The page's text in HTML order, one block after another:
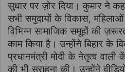
सुधार पर ज़ोर दिया। कुमार ने
सभी समुदायों के विकास,
विभिन्न सामाजिक समूहों की
काम किया है। उन्होंने बिहार के
प्रधानमंत्री मोदी के नेतृत्व
की भी सराहना की। उन्होंने